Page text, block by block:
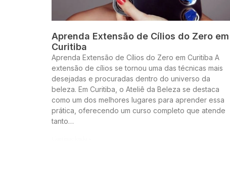
Aprenda Extensão de Cílios do Zero em
Curitiba
Aprenda Extensão de Cílios do Zero em Curitiba A
extensão de cílios se tornou uma das técnicas mais
desejadas e procuradas dentro do universo da
beleza. Em Curitiba, o Ateliê da Beleza se destaca
como um dos melhores lugares para aprender essa
prática, oferecendo um curso completo que atende
tanto…